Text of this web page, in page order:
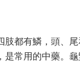
都有鱗，頭、尾
常用的中藥。